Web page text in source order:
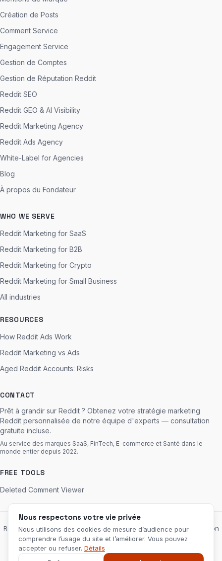
Création de Posts
Comment Service
Engagement Service
Gestion de Comptes
Gestion de Réputation Reddit
Reddit SEO
Reddit GEO & AI Visibility
Reddit Marketing Agency
Reddit Ads Agency
White-Label for Agencies
Blog
À propos du Fondateur
WHO WE SERVE
Reddit Marketing for SaaS
Reddit Marketing for B2B
Reddit Marketing for Crypto
Reddit Marketing for Small Business
All industries
RESOURCES
How Reddit Ads Work
Reddit Marketing vs Ads
Aged Reddit Accounts: Risks
CONTACT
Prêt à grandir sur Reddit ? Obtenez votre stratégie marketing
Reddit personnalisée de notre équipe d'experts — consultation
gratuite incluse.
Au service des marques SaaS, FinTech, E-commerce et Santé dans le
monde entier depuis 2022.
FREE TOOLS
Deleted Comment Viewer
RedditServices.com est une agence de marketing indépendante, non
affiliée à Reddit, Inc., ni approuvée ou sponsorisée par celle-ci. «
Reddit » et le logo Reddit sont des marques de Reddit, Inc.
Mentions légales
Nous respectons votre vie privée
Nous utilisons des cookies de mesure d’audience pour
comprendre l’usage du site et l’améliorer. Vous pouvez
accepter ou refuser. Détails